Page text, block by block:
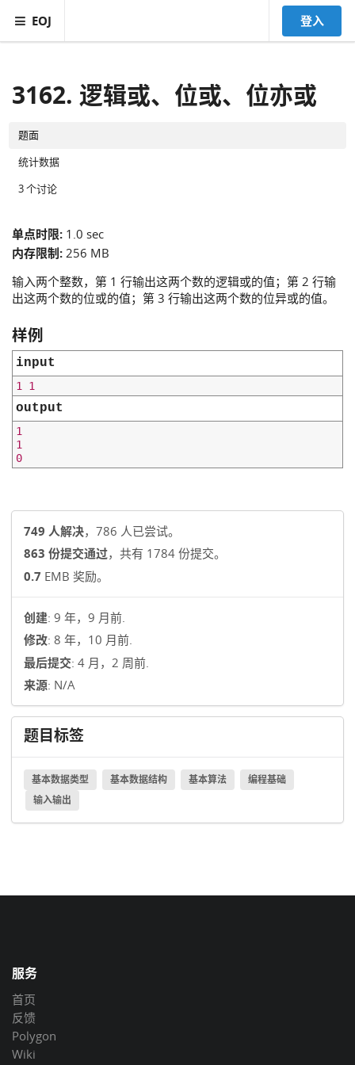
EOJ 登入
3162. 逻辑或、位或、位亦或
题面
统计数据
3 个讨论
单点时限: 1.0 sec
内存限制: 256 MB
输入两个整数，第 1 行输出这两个数的逻辑或的值；第 2 行输
出这两个数的位或的值；第 3 行输出这两个数的位异或的值。
样例
input
output
1
1
0
749 人解决，786 人已尝试。
863 份提交通过，共有 1784 份提交。
0.7 EMB 奖励。
创建: 9 年，9 月前.
修改: 8 年，10 月前.
最后提交: 4 月，2 周前.
来源: N/A
题目标签
基本数据类型 基本数据结构 基本算法
编程基础
输入输出
服务
首页
反馈
Polygon
Wiki